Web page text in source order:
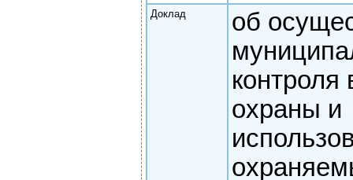
Доклад
об
контроля
охраны и